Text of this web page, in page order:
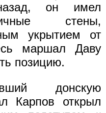
он имел
стены,
укрытием от
маршал Даву
позицию.
донскую
Карпов открыл